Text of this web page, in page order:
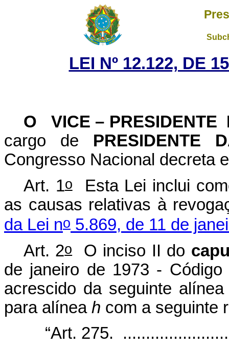
LEI Nº 12.122, DE
O VICE –
cargo de PRESIDENTE
Congresso Nacional decreta
Art. 1oEsta Lei inclui
as causas relativas à
da Lei no 5.869, de 11 de
Art. 2oO inciso II do
de janeiro de 1973 -
acrescido da seguinte
para alínea h com a seguinte
“Art. 275.